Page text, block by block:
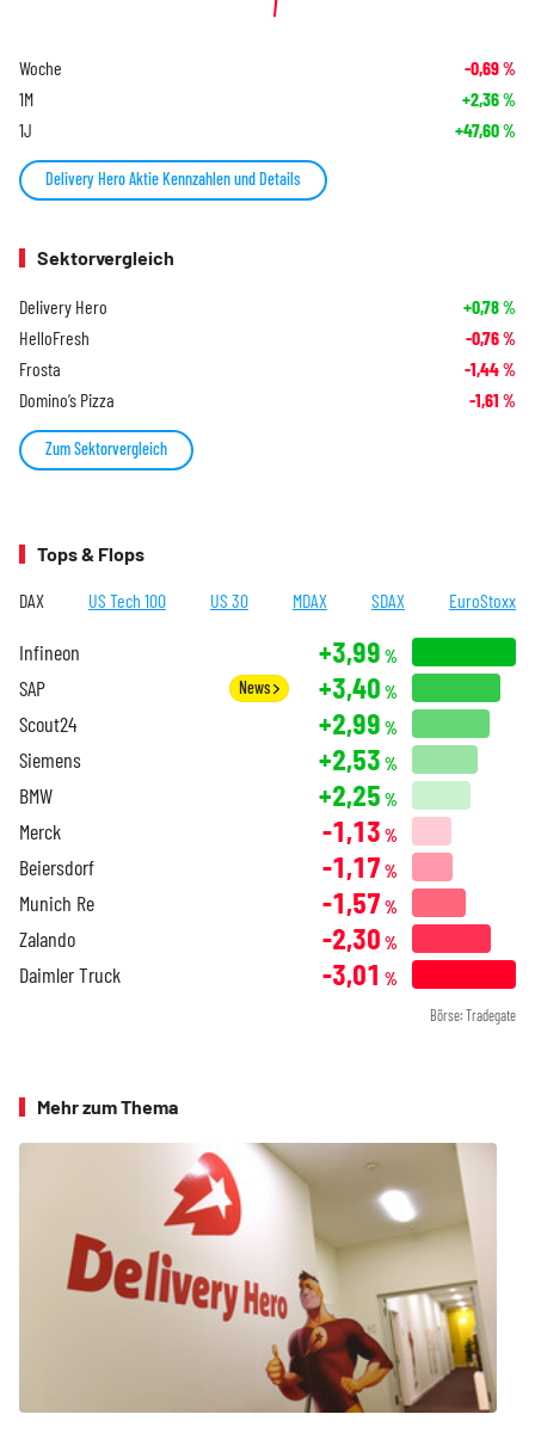
Woche -0,69%
1M +2,36%
1J +47,60%
Delivery Hero Aktie Kennzahlen und Details
Sektorvergleich
Delivery Hero +0,78%
HelloFresh -0,76%
Frosta -1,44%
Domino’s Pizza -1,61 %
Zum Sektorvergleich
Tops & Flops
DAX US Tech 100 US 30 MDAX SDAX EuroStoxx
Infineon +3,99 %
SAP News +3,40 %
Scout24 +2,99 %
Siemens +2,53 %
BMW +2,25 %
Merck -1,13 %
Beiersdorf -1,17 %
Munich Re -1,57 %
Zalando -2,30 %
Daimler Truck -3,01 %
Börse: Tradegate
Mehr zum Thema